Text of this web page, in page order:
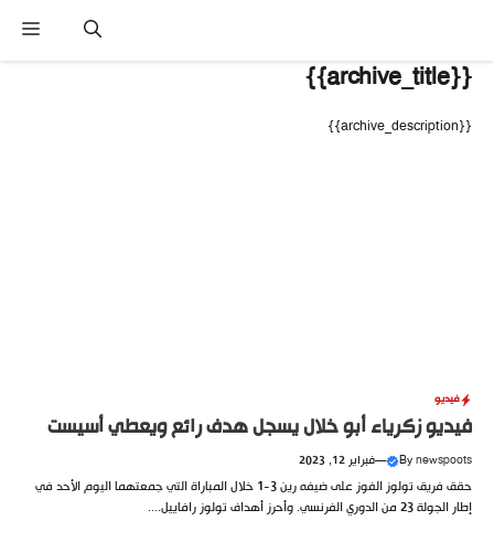
{{archive_title}}
{{archive_description}}
فيديو
فيديو زكرياء أبو خلال يسجل هدف رائع ويعطي أسيست
Bynewspoots
—فبراير 12, 2023
حقق فريق تولوز الفوز على ضيفه رين 3-1 خلال المباراة التي جمعتهما اليوم الأحد في
إطار الجولة 23 من الدوري الفرنسي. وأحرز أهداف تولوز رافاييل....